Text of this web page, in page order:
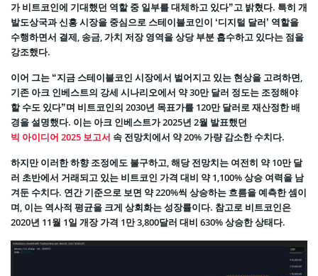
가 비트코인에 기대했던 역할 중 일부를 대체하고 있다”고 밝혔다. 특히 개
발도상국과 신흥 시장을 중심으로 스테이블코인이 ‘디지털 달러’ 역할을
수행하면서 결제, 송금, 가치 저장 영역을 상당 부분 흡수하고 있다는 점을
강조했다.
이어 그는 “지금 스테이블코인 시장에서 벌어지고 있는 현상을 고려하면,
기존 아크 인베스트의 강세 시나리오에서 약 30만 달러 정도는 조정해야
할 수도 있다”며 비트코인의 2030년 목표가를 120만 달러로 재산정한 배
경을 설명했다. 이는 아크 인베스트가 2025년 2월 발표했던
빅 아이디어 2025 보고서 속 전망치에서 약 20% 가량 감소한 수치다.
하지만 이러한 하향 조정에도 불구하고, 해당 전망치는 여전히 약 10만 달
러 초반에서 거래되고 있는 비트코인 가격 대비 약 1,100% 상승 여력을 남
겨둔 수치다. 연간 기준으로 보면 약 220%씩 상승하는 흐름을 예측한 셈이
며, 이는 역사적 평균을 크게 상회화는 성장률이다. 참고로 비트코인은
2020년 11월 1일 개장 가격 1만 3,800달러 대비 630% 상승한 상태다.